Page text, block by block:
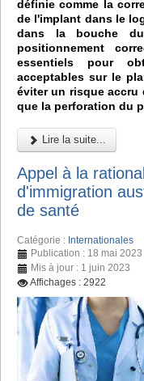
définie comme la
de l'implant dans le
dans la bouche
positionnement
essentiels pour
acceptables sur le
éviter un risque accru
que la perforation du
Lire la suite...
Appel à la
d'immigration
de santé
Catégorie : Internationales
Publication : 18 mai 2023
Mis à jour : 1 juin 2023
Affichages : 2922